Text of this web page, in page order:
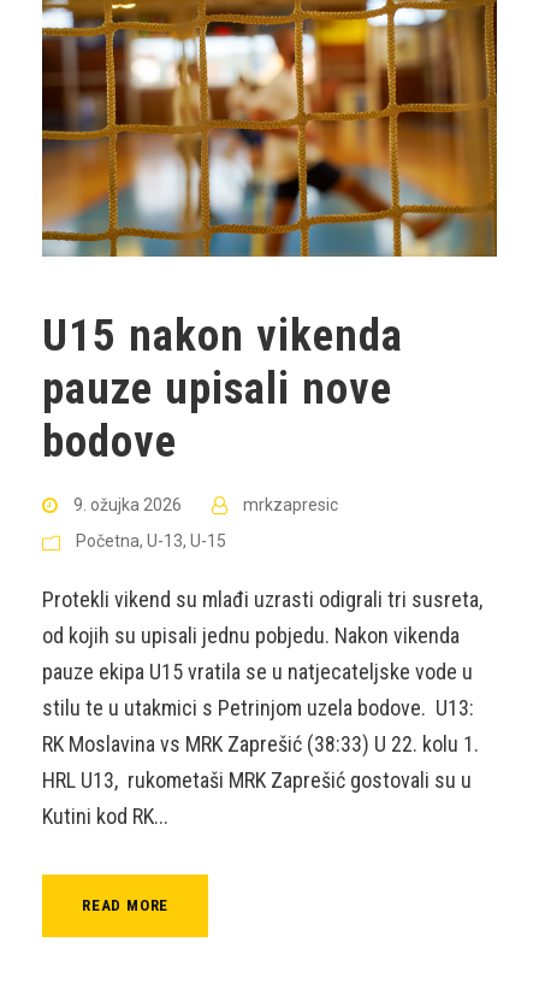
U15 nakon vikenda
pauze upisali nove
bodove
9. ožujka 2026
mrkzapresic
Početna, U-13, U-15
Protekli vikend su mlađi uzrasti odigrali tri susreta,
od kojih su upisali jednu pobjedu. Nakon vikenda
pauze ekipa U15 vratila se u natjecateljske vode u
stilu te u utakmici s Petrinjom uzela bodove. U13:
RK Moslavina vs MRK Zaprešić (38:33) U 22. kolu 1.
HRL U13, rukometaši MRK Zaprešić gostovali su u
Kutini kod RK...
READ MORE